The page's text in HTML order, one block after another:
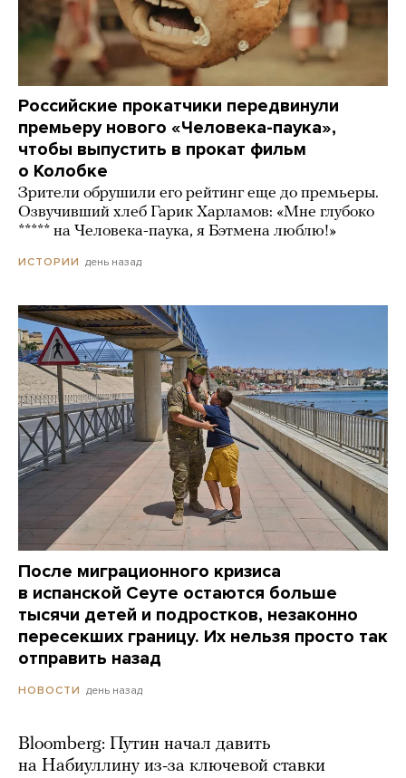
Российские прокатчики передвинули
премьеру нового «Человека-паука»,
чтобы выпустить в прокат фильм
о Колобке
Зрители обрушили его рейтинг еще до премьеры.
Озвучивший хлеб Гарик Харламов: «Мне глубоко
***** на Человека-паука, я Бэтмена люблю!»
ИСТОРИИ день назад
После миграционного кризиса
в испанской Сеуте остаются больше
тысячи детей и подростков, незаконно
пересекших границу. Их нельзя просто так
отправить назад
НОВОСТИ день назад
Bloomberg: Путин начал давить
на Набиуллину из-за ключевой ставки